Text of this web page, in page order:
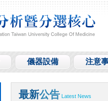
儀器設備 注意
最新公告 Latest News